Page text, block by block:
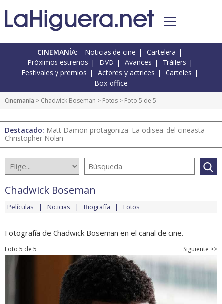
CINEMANÍA: Noticias de cine
Cartelera
Próximos estrenos
DVD Avances
Tráilers
Festivales y premios
Actores y actrices
Carteles
Box-office
Cinemanía > Chadwick Boseman > Fotos > Foto 5 de 5
Destacado: Matt Damon protagoniza 'La odisea' del cineasta
Christopher Nolan
Chadwick Boseman
Películas Noticias Biografía Fotos
Fotografía de Chadwick Boseman en el canal de cine.
Foto 5 de 5 Siguiente >>